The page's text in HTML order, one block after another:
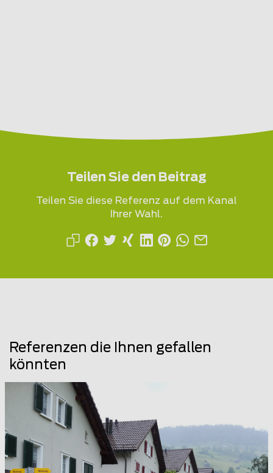
Teilen Sie den Beitrag
Teilen Sie diese Referenz auf dem Kanal
Ihrer Wahl.
Referenzen die Ihnen gefallen
könnten